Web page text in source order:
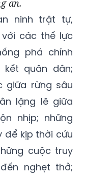
an.
ninh trật tự,
các thế lực
phá chính
quân dân;
giữa rừng sâu
lặng lẽ giữa
nhịp; những
để kịp thời cứu
cuộc truy
nghẹt thở;